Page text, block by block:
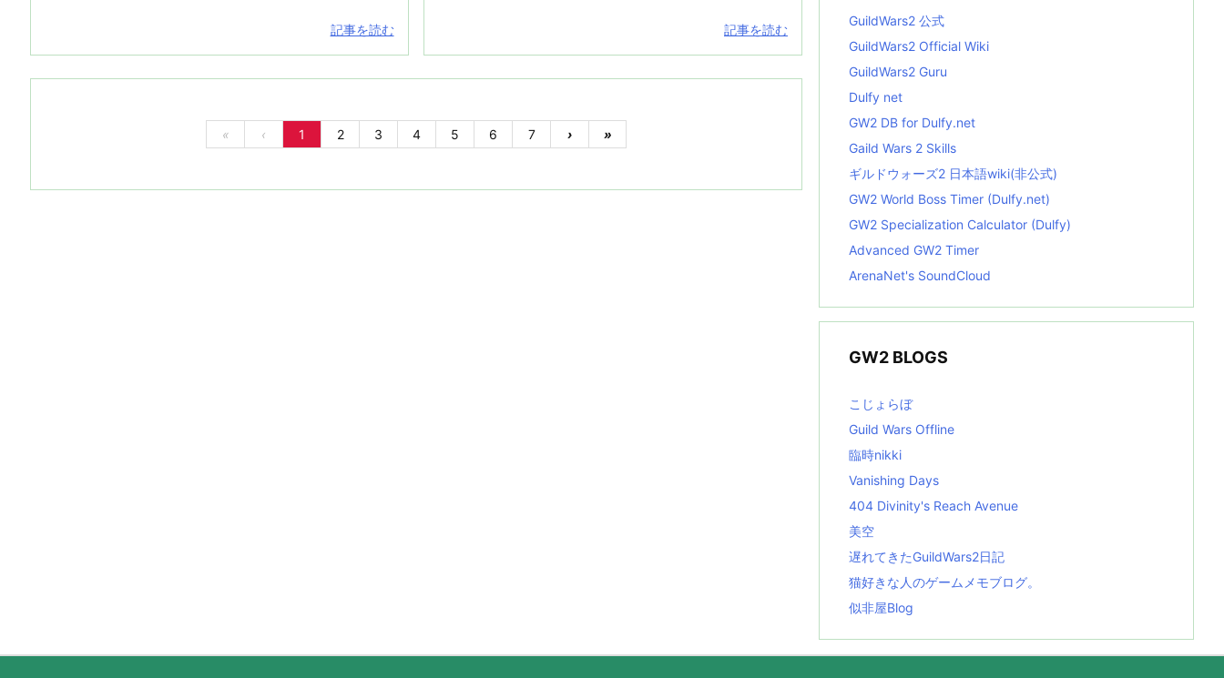
記事を読む 記事を読む
« ‹ 1 2 3 4 5 6 7 › »
GuildWars2 公式
GuildWars2 Official Wiki
GuildWars2 Guru
Dulfy net
GW2 DB for Dulfy.net
Gaild Wars 2 Skills
ギルドウォーズ2 日本語wiki(非公式)
GW2 World Boss Timer (Dulfy.net)
GW2 Specialization Calculator (Dulfy)
Advanced GW2 Timer
ArenaNet's SoundCloud
GW2 BLOGS
こじょらぼ
Guild Wars Offline
臨時nikki
Vanishing Days
404 Divinity's Reach Avenue
美空
遅れてきたGuildWars2日記
猫好きな人のゲームメモブログ。
似非屋Blog